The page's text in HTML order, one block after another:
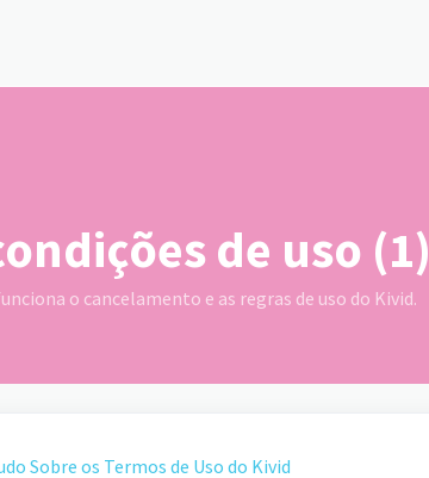
de uso (1)
o cancelamento e as regras de uso do Kivid.
Sobre os Termos de Uso do Kivid